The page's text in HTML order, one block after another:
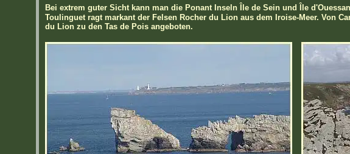
Bei extrem guter Sicht kann man die Ponant Inseln Île de Sein und Île
Toulinguet ragt markant der Felsen Rocher du Lion aus dem Iroise-Meer. Von
du Lion zu den Tas de Pois angeboten.